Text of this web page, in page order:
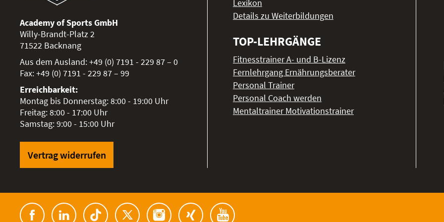
Academy of Sports GmbH
Willy-Brandt-Platz 2
71522 Backnang
Aus dem Ausland:+49 (0) 7191 - 229 87 – 0
Fax:+49 (0) 7191 - 229 87 – 99
Erreichbarkeit:
Montag bis Donnerstag: 8:00 - 19:00 Uhr
Freitag: 8:00 - 17:00 Uhr
Samstag: 9:00 - 15:00 Uhr
Vertrag widerrufen
Lexikon
Details zu Weiterbildungen
TOP-LEHRGÄNGE
Fitnesstrainer A- und B-Lizenz
Fernlehrgang Ernährungsberater
Personal Trainer
Personal Coach werden
Mentaltrainer Motivationstrainer